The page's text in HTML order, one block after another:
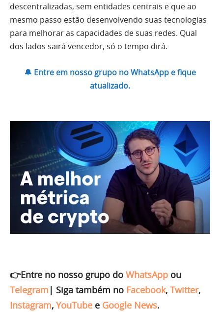
descentralizadas, sem entidades centrais e que ao
mesmo passo estão desenvolvendo suas tecnologias
para melhorar as capacidades de suas redes. Qual
dos lados sairá vencedor, só o tempo dirá.
🔔 Entre em nosso grupo no WhatsApp e fique
atualizado.
👉Entre no nosso grupo do WhatsApp ou
Telegram | Siga também no Facebook, Twitter,
Instagram, YouTube e Google News.